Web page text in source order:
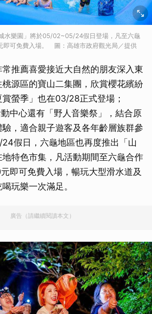
水樂園」將於05/02~05/24假日登場，凡至六龜
即可免費入場。 圖：高雄市政府觀光局／提供
推薦喜愛接近大自然的朋友深入東
源區的寶山二集團，欣賞櫻花繽紛
螢季」也在03/28正式登場；
中心還有「野人音樂祭」，結合原
，適合親子遊客及各年齡層族群參
假日，六龜地區也再度推出「山
特色市集，凡活動期間至六龜合作
即可免費入場，暢玩大型滑水道及
玩樂一次滿足。
廣告（請繼續閱讀本文）